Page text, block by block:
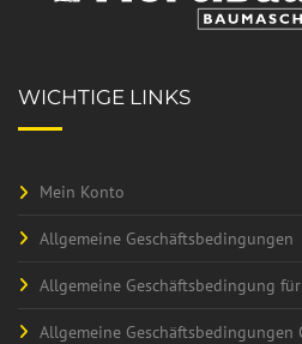
WICHTIGE LINKS
Mein Konto
Allgemeine Geschäftsbedingungen
Allgemeine Geschäftsbedingung
Allgemeine Geschäftsbedingungen